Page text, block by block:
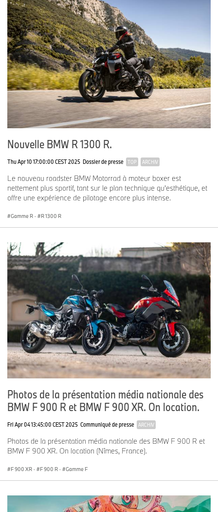
Nouvelle BMW R 1300 R.
Thu Apr 10 17:00:00 CEST 2025 Dossier de presse TOP ARCHIV
Le nouveau roadster BMW Motorrad à moteur boxer est
nettement plus sportif, tant sur le plan technique qu'esthétique, et
offre une expérience de pilotage encore plus intense.
Gamme R · R 1300 R
Photos de la présentation média nationale des
BMW F 900 R et BMW F 900 XR. On location.
Fri Apr 04 13:45:00 CEST 2025 Communiqué de presse ARCHIV
Photos de la présentation média nationale des BMW F 900 R et
BMW F 900 XR. On location (Nîmes, France).
F 900 XR · F 900 R · Gamme F